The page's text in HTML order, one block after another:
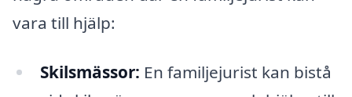
vara till hjälp:
Skilsmässor: En familjejurist kan bistå